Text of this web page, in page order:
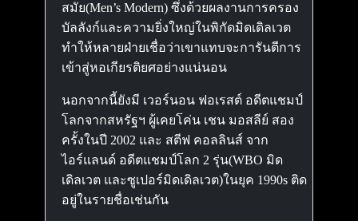
สมัย(Men’s Modern) ซึ่งด้วยผลงานการครอง
บัลลังก์และความยิ่งใหญ่ในพิกัดมิดเดิลเวต
ทำให้หลายฝ่ายเชื่อว่าเขาแทบจะการันตีการ
เข้าสู่หอเกียรติยศอย่างแน่นอน
นอกจากนี้ยังมี เวอร์นอน ฟอเรสต์ อดีตแชมป์
โลกจากสหรัฐฯ ผู้เคยโค่น เชน มอสลีย์ สอง
ครั้งในปี 2002 และ สตีฟ คอลลินส์ จาก
ไอร์แลนด์ อดีตแชมป์โลก 2 รุ่น(WBO มิด
เดิลเวต และซูเปอร์มิดเดิลเวต)ในยุค 1990s ติด
อยู่ในรายชื่อเช่นกัน